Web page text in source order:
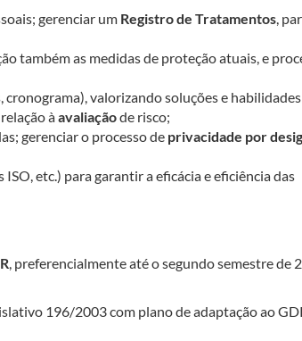
gerenciar um Registro de Tratamentos,
também as medidas de proteção atuais, e
valorizando soluções e
àavaliaçãode risco;
gerenciar o processo de privacidade por
etc.) para garantir a eficácia e eficiência das
, preferencialmente até o segundo semestre de
196/2003 com plano de adaptação ao